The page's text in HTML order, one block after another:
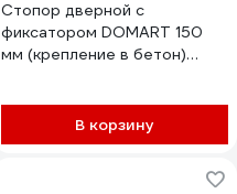
Стопор дверной с
фиксатором DOMART 150
мм (крепление в бетон)
В корзину